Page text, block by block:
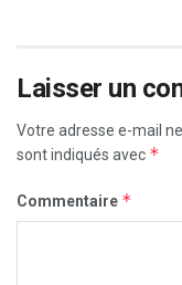
Laisser un
Votre adresse e-mail
sont indiqués avec *
Commentaire *